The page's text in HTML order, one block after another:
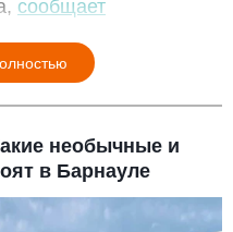
сообщает
необычные и
в Барнауле